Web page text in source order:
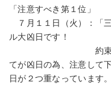
「注意すべき第１位」
７月１１日（火）：「
ル大凶日です！
約束をしてはい
てが凶日の為、
日が２つ重なっています。